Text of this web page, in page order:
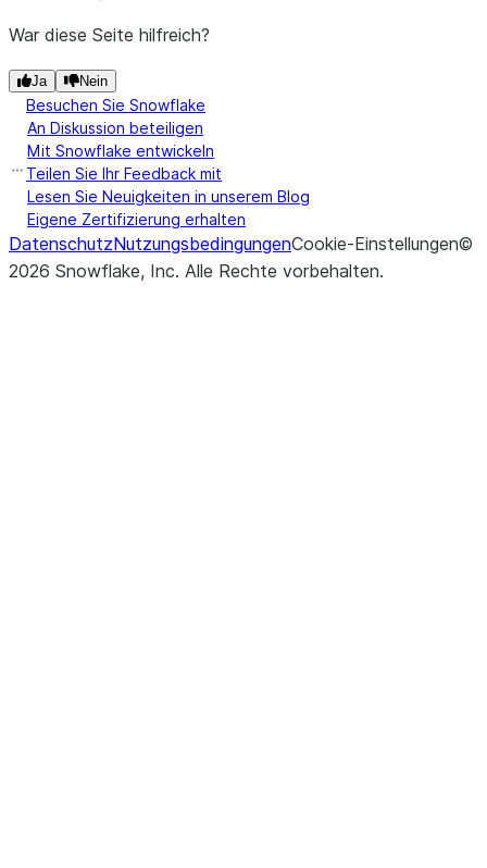
War diese Seite hilfreich?
Ja Nein
Besuchen Sie Snowflake
An Diskussion beteiligen
Mit Snowflake entwickeln
Teilen Sie Ihr Feedback mit
Lesen Sie Neuigkeiten in unserem Blog
Eigene Zertifizierung erhalten
DatenschutzNutzungsbedingungenCookie-Einstellungen©
2026 Snowflake, Inc. Alle Rechte vorbehalten.